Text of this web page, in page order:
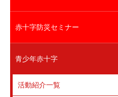
赤十字防災セミナー
青少年赤十字
活動紹介一覧